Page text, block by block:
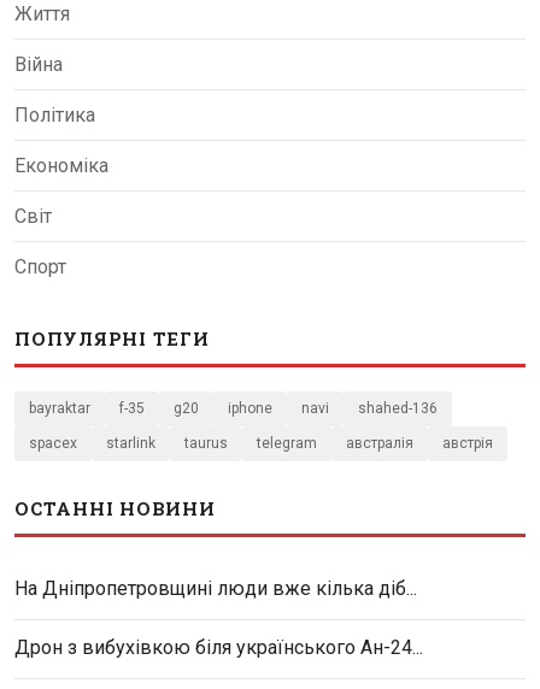
Життя
Війна
Політика
Економіка
Світ
Спорт
ПОПУЛЯРНІ ТЕГИ
bayraktar f-35 g20 iphone navi shahed-136
spacex starlink taurus telegram австралія австрія
ОСТАННІ НОВИНИ
На Дніпропетровщині люди вже кілька діб...
Дрон з вибухівкою біля українського Ан-24...